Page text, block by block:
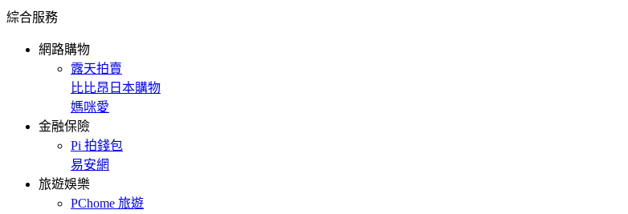
綜合服務
網路購物
露天拍賣
比比昂日本購物
媽咪愛
金融保險
Pi 拍錢包
易安網
旅遊娛樂
PChome 旅遊